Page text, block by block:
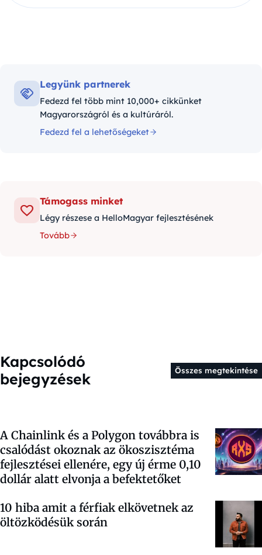
Legyünk partnerek
Fedezd fel több mint 10,000+ cikkünket
Magyarországról és a kultúráról.
Fedezd fel a lehetőségeket
Támogass minket
Légy részese a HelloMagyar fejlesztésének
Tovább
Kapcsolódó
bejegyzések
Összes megtekintése
A Chainlink és a Polygon továbbra is
csalódást okoznak az ökoszisztéma
fejlesztései ellenére, egy új érme 0,10
dollár alatt elvonja a befektetőket
10 hiba amit a férfiak elkövetnek az
öltözködésük során